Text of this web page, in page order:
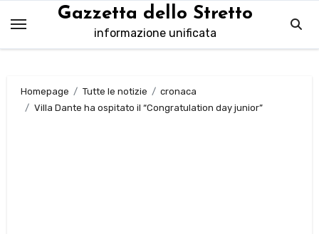
contenuto
Gazzetta dello Stretto
informazione unificata
Homepage Tutte le notizie
cronaca
Villa Dante ha ospitato il “Congratulation day junior”